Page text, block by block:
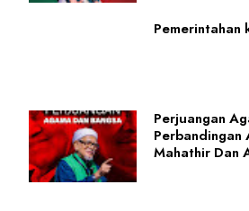
Pemerintahan
Perjuangan
Perbandingan
Mahathir Dan